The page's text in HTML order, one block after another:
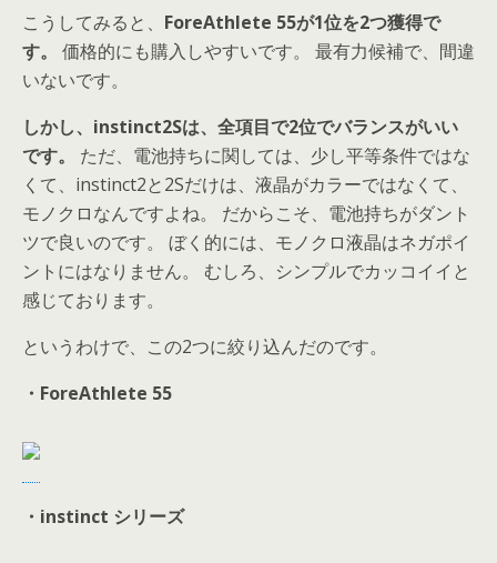
こうしてみると、 ForeAthlete 55が1位を2つ獲得で
す。
価格的にも購入しやすいです。 最有力候補で、間違
いないです。
しかし、instinct2Sは、全項目で2位でバランスがいい
です。
ただ、電池持ちに関しては、少し平等条件ではな
くて、instinct2と2Sだけは、液晶がカラーではなくて、
モノクロなんですよね。 だからこそ、電池持ちがダント
ツで良いのです。 ぼく的には、モノクロ液晶はネガポイ
ントにはなりません。 むしろ、シンプルでカッコイイと
感じております。
というわけで、この2つに絞り込んだのです。
・ForeAthlete 55
・instinct シリーズ